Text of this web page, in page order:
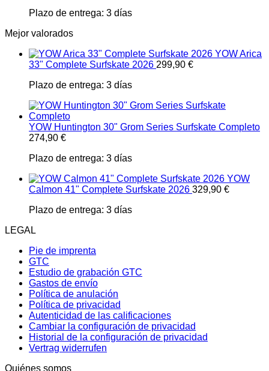
Plazo de entrega: 3 días
Mejor valorados
YOW Arica
33" Complete Surfskate 2026 299,90 €
Plazo de entrega: 3 días
YOW Huntington 30" Grom Series Surfskate Completo
274,90 €
Plazo de entrega: 3 días
YOW
Calmon 41" Complete Surfskate 2026 329,90 €
Plazo de entrega: 3 días
LEGAL
Pie de imprenta
GTC
Estudio de grabación GTC
Gastos de envío
Política de anulación
Política de privacidad
Autenticidad de las calificaciones
Cambiar la configuración de privacidad
Historial de la configuración de privacidad
Vertrag widerrufen
Quiénes somos